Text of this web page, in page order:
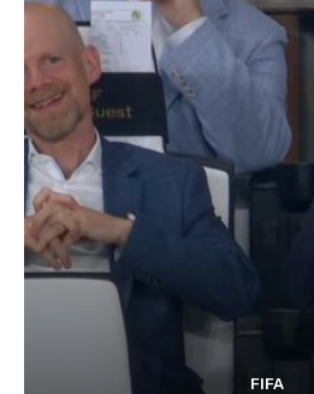
FIFA